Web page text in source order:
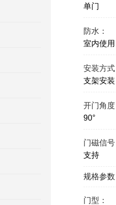
单门
防水：
室内使
安装方
支架安
开门角
90°
门磁信
支持
规格参数
门型：